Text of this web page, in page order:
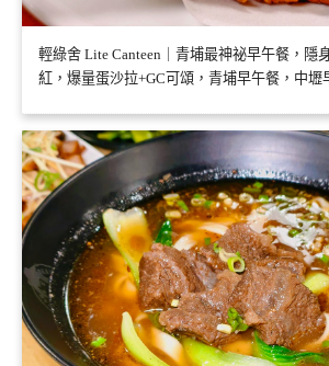
輕綠舍 Lite Canteen｜青埔最神祕早午餐，隱
紅，爆量蛋沙拉+GC可頌，青埔早午餐，中壢